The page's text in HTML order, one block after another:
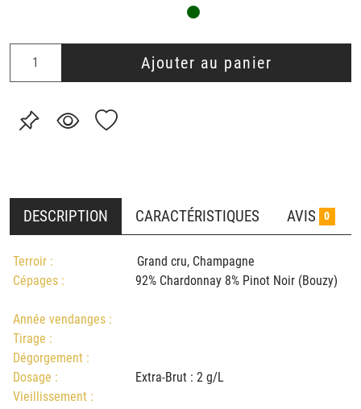
Ajouter au panier
DESCRIPTION CARACTÉRISTIQUES AVIS 0
Terroir :
Grand cru, Champagne
Cépages : 92% Chardonnay 8% Pinot Noir (Bouzy)
Année vendanges :
Tirage :
Dégorgement :
Dosage :
Extra-Brut : 2 g/L
Vieillissement :